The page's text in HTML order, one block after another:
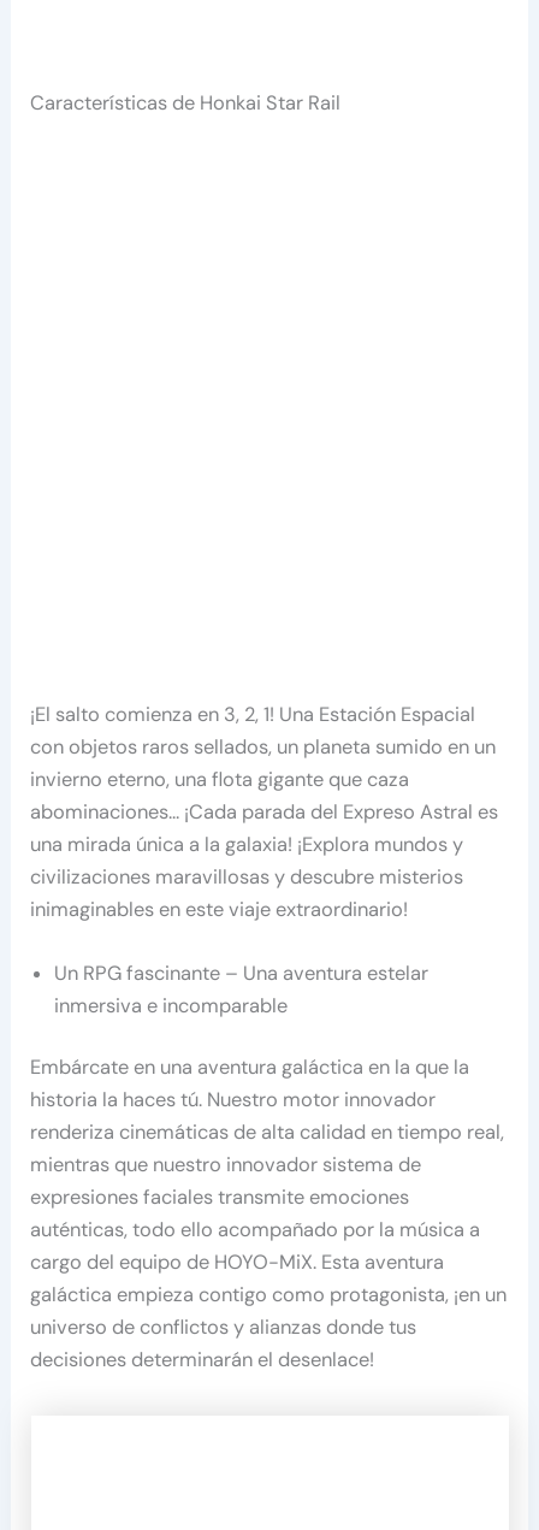
Características de Honkai Star Rail
¡El salto comienza en 3, 2, 1! Una Estación Espacial
con objetos raros sellados, un planeta sumido en un
invierno eterno, una flota gigante que caza
abominaciones… ¡Cada parada del Expreso Astral es
una mirada única a la galaxia! ¡Explora mundos y
civilizaciones maravillosas y descubre misterios
inimaginables en este viaje extraordinario!
Un RPG fascinante – Una aventura estelar
inmersiva e incomparable
Embárcate en una aventura galáctica en la que la
historia la haces tú. Nuestro motor innovador
renderiza cinemáticas de alta calidad en tiempo real,
mientras que nuestro innovador sistema de
expresiones faciales transmite emociones
auténticas, todo ello acompañado por la música a
cargo del equipo de HOYO-MiX. Esta aventura
galáctica empieza contigo como protagonista, ¡en un
universo de conflictos y alianzas donde tus
decisiones determinarán el desenlace!